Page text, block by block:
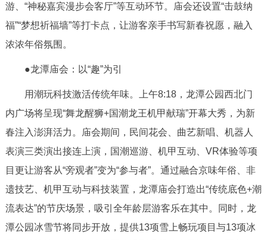
DEUTSCH FRANÇAIS РУССКИЙ ЯЗЫК
ESPAÑOL
ITALIANO
游、“神秘嘉宾漫步会客厅”等互动环节。庙会还设置“击鼓纳
福”“梦想祈福墙”等打卡点，让游客亲手书写新春祝愿，融入
浓浓年俗氛围。
●龙潭庙会：以“趣”为引
用潮玩科技激活传统年味。上午8:18，龙潭公园西北门
内广场将呈现“舞龙醒狮+国潮龙王机甲献瑞”开幕大秀，为新
春注入澎湃活力。庙会期间，民间花会、曲艺新唱、机器人
表演三类演出接连上演，国潮巡游、机甲互动、VR体验等项
目更让游客从“旁观者”变为“参与者”。通过融合京味年俗、非
遗技艺、机甲互动与科技装置，龙潭庙会打造出“传统底色+潮
流表达”的节庆场景，吸引全年龄层游客乐在其中。同时，龙
潭公园冰雪节将同步开放，提供13项雪上畅玩项目与13项冰